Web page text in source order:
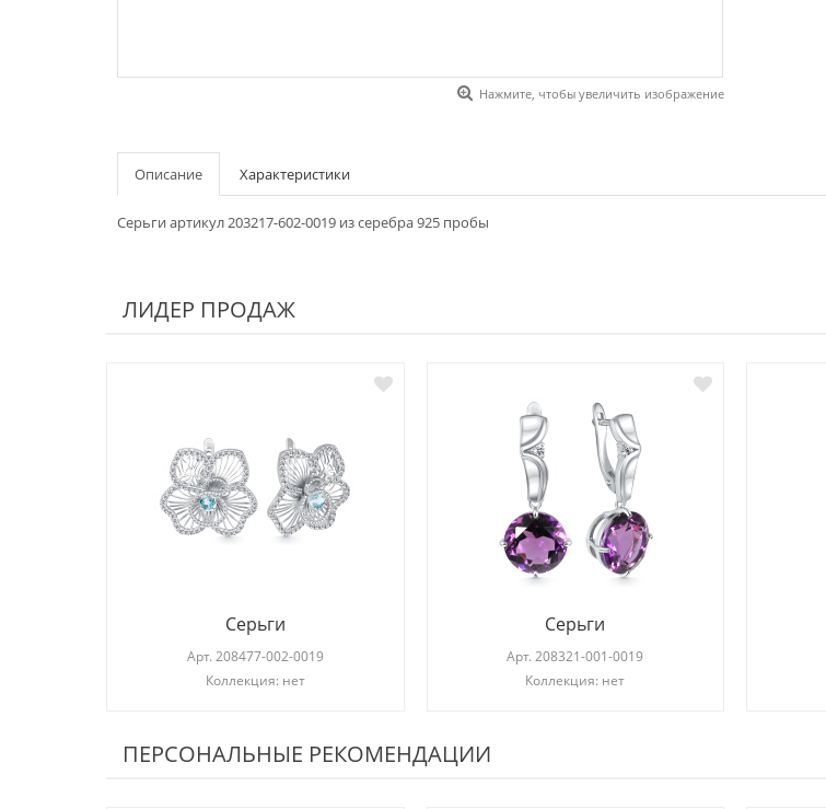
Нажмите, чтобы увеличить изображение
Описание Характеристики
Серьги артикул 203217-602-0019 из серебра 925 пробы
ЛИДЕР ПРОДАЖ
Серьги
Арт. 208477-002-0019
Коллекция: нет
Серьги
Арт.208321-001-0019
Коллекция: нет
ПЕРСОНАЛЬНЫЕ РЕКОМЕНДАЦИИ